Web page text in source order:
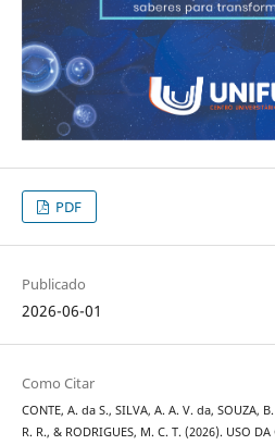
PDF
Publicado
2026-06-01
Como Citar
CONTE, A. da S., SILVA, A. A. V. da, SOUZA,
R. R., & RODRIGUES, M. C. T. (2026). USO